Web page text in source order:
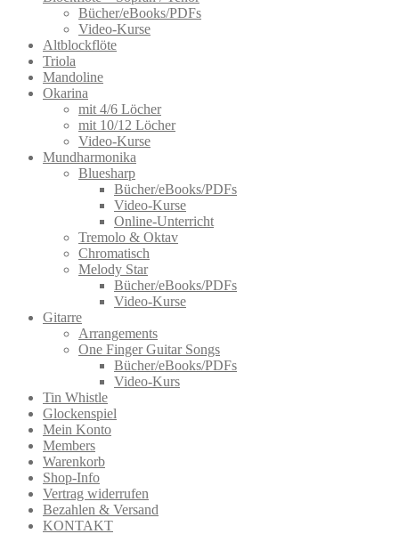
Bücher/eBooks/PDFs
Video-Kurse
Altblockflöte
Triola
Mandoline
Okarina
mit 4/6 Löcher
mit 10/12 Löcher
Video-Kurse
Mundharmonika
Bluesharp
Bücher/eBooks/PDFs
Video-Kurse
Online-Unterricht
Tremolo & Oktav
Chromatisch
Melody Star
Bücher/eBooks/PDFs
Video-Kurse
Gitarre
Arrangements
One Finger Guitar Songs
Bücher/eBooks/PDFs
Video-Kurs
Tin Whistle
Glockenspiel
Mein Konto
Members
Warenkorb
Shop-Info
Vertrag widerrufen
Bezahlen & Versand
KONTAKT